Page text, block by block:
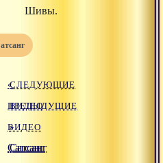
Шивы.
Сатсанг
«
ПРЕДЫДУЩИЕ
ВИДЕО
Сатсанг
СЛЕДУЮЩИЕ
ВИДЕО
»
Сатсанг